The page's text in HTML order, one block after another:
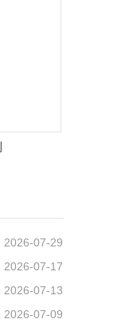
2026-07-29
2026-07-17
2026-07-13
2026-07-09